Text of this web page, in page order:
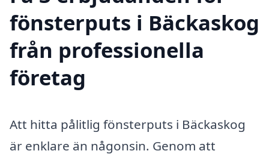
fönsterputs i Bäckaskog
från professionella
företag
Att hitta pålitlig fönsterputs i Bäckaskog
är enklare än någonsin. Genom att